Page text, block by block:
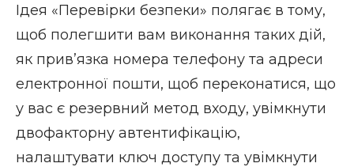
Ідея «Перевірки безпеки» полягає в тому,
щоб полегшити вам виконання таких дій,
як прив’язка номера телефону та адреси
електронної пошти, щоб переконатися, що
у вас є резервний метод входу, увімкнути
двофакторну автентифікацію,
налаштувати ключ доступу та увімкнути